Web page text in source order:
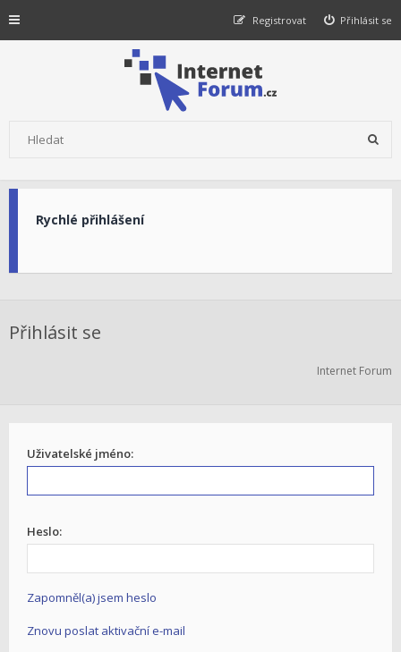
Přihlásit se
Registrovat
Rychlé přihlášení
Přihlásit se
Internet Forum
Uživatelské jméno:
Heslo:
Zapomněl(a) jsem heslo
Znovu poslat aktivační e-mail